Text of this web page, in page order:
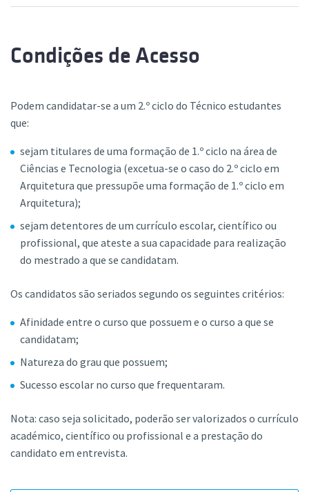
Condições de Acesso
Podem candidatar-se a um 2.º ciclo do Técnico estudantes
que:
sejam titulares de uma formação de 1.º ciclo na área de
Ciências e Tecnologia (excetua-se o caso do 2.º ciclo em
Arquitetura que pressupõe uma formação de 1.º ciclo em
Arquitetura);
sejam detentores de um currículo escolar, científico ou
profissional, que ateste a sua capacidade para realização
do mestrado a que se candidatam.
Os candidatos são seriados segundo os seguintes critérios:
Afinidade entre o curso que possuem e o curso a que se
candidatam;
Natureza do grau que possuem;
Sucesso escolar no curso que frequentaram.
Nota: caso seja solicitado, poderão ser valorizados o currículo
académico, científico ou profissional e a prestação do
candidato em entrevista.